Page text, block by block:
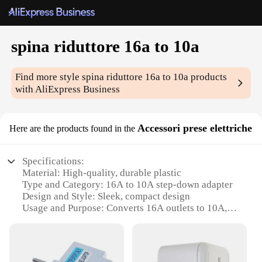
spina riduttore 16a to 10a
Find more stylespina riduttore 16a to 10a products
with AliExpress Business
Here are the products found in the Accessori prese elettriche
Specifications:
Material: High-quality, durable plastic
Type and Category: 16A to 10A step-down adapter
Design and Style: Sleek, compact design
Usage and Purpose: Converts 16A outlets to 10A,
Performance and Property: Safe, reliable voltage
conversion